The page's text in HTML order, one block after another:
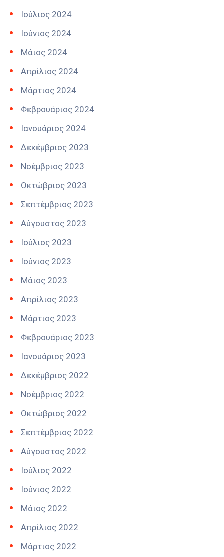
Ιούλιος 2024
Ιούνιος 2024
Μάιος 2024
Απρίλιος 2024
Μάρτιος 2024
Φεβρουάριος 2024
Ιανουάριος 2024
Δεκέμβριος 2023
Νοέμβριος 2023
Οκτώβριος 2023
Σεπτέμβριος 2023
Αύγουστος 2023
Ιούλιος 2023
Ιούνιος 2023
Μάιος 2023
Απρίλιος 2023
Μάρτιος 2023
Φεβρουάριος 2023
Ιανουάριος 2023
Δεκέμβριος 2022
Νοέμβριος 2022
Οκτώβριος 2022
Σεπτέμβριος 2022
Αύγουστος 2022
Ιούλιος 2022
Ιούνιος 2022
Μάιος 2022
Απρίλιος 2022
Μάρτιος 2022